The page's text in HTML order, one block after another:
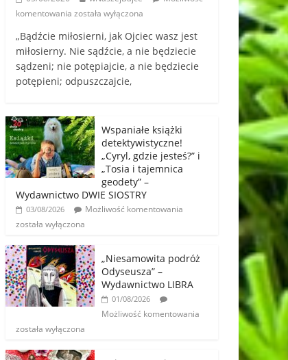
komentowania została wyłączona
„Bądźcie miłosierni, jak Ojciec wasz jest
miłosierny. Nie sądźcie, a nie będziecie
sądzeni; nie potępiajcie, a nie będziecie
potępieni; odpuszczajcie,
Wspaniałe książki
detektywistyczne!
„Cyryl, gdzie jesteś?” i
„Tosia i tajemnica
geodety” –
Wydawnictwo DWIE SIOSTRY
03/08/2026
Możliwość komentowania
została wyłączona
„Niesamowita podróż
Odyseusza” –
Wydawnictwo LIBRA
01/08/2026
Możliwość komentowania
została wyłączona